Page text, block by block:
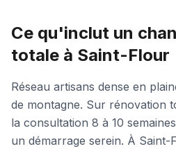
Ce qu'inclut un
totale à Saint-Flour
Réseau artisans dense en
de montagne. Sur rénovation
la consultation 8 à 10
un démarrage serein. À Saint-